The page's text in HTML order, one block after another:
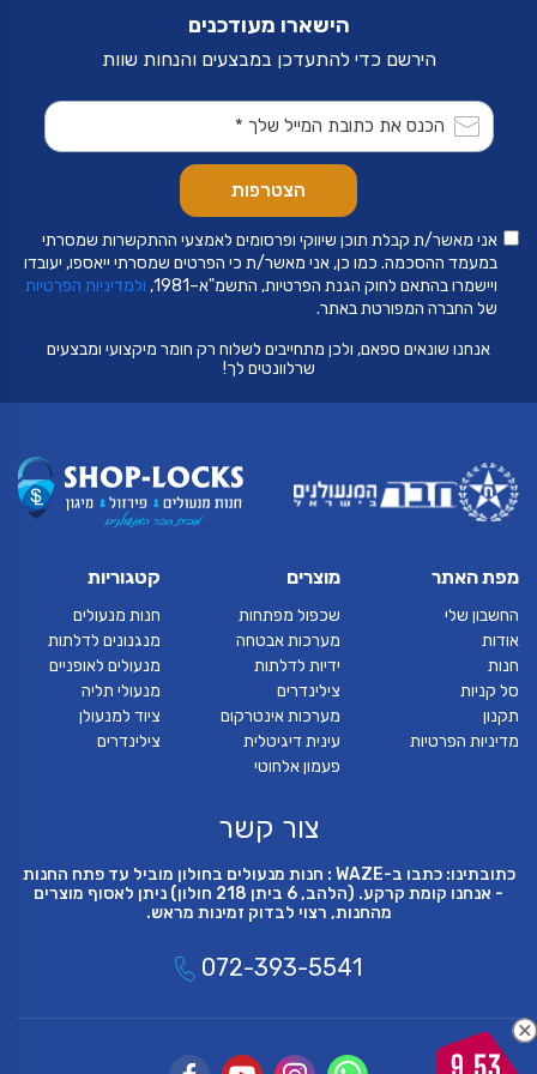
הישארו מעודכנים
הירשם כדי להתעדכן במבצעים והנחות שוות
אני מאשר/ת קבלת תוכן שיווקי ופרסומים לאמצעי ההתקשרות שמסרתי
במעמד ההסכמה. כמו כן, אני מאשר/ת כי הפרטים שמסרתי ייאספו, יעובדו
ויישמרו בהתאם לחוק הגנת הפרטיות, התשמ"א–1981,
ולמדיניות הפרטיות
של החברה המפורטת באתר.
אנחנו שונאים ספאם, ולכן מתחייבים לשלוח רק חומר מיקצועי ומבצעים
שרלוונטים לך!
מפת האתר
החשבון שלי
אודות
חנות
סל קניות
תקנון
מדיניות הפרטיות
מוצרים
שכפול מפתחות
מערכות אבטחה
ידיות לדלתות
צילינדרים
מערכות אינטרקום
עינית דיגיטלית
פעמון אלחוטי
קטגוריות
חנות מנעולים
מנגנונים לדלתות
מנעולים לאופניים
מנעולי תליה
ציוד למנעולן
צילינדרים
צור קשר
כתובתינו: כתבו ב-WAZE : חנות מנעולים בחולון מוביל עד פתח החנות
- אנחנו קומת קרקע. (הלהב, 6 ביתן 218 חולון) ניתן לאסוף מוצרים
מהחנות, רצוי לבדוק זמינות מראש.
072-393-5541
9.53